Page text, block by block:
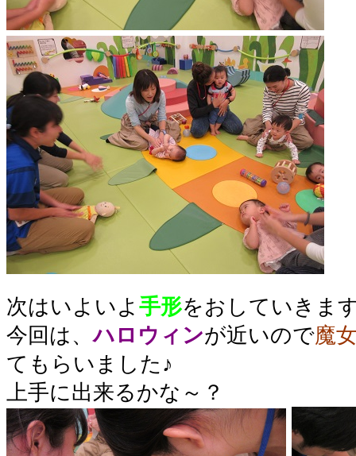
次はいよいよ 手形をおしていきま
今回は、ハロウィンが近いので魔
てもらいました♪
上手に出来るかな～？